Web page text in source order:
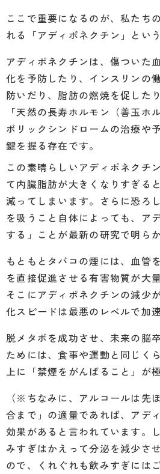
ここで重要になるのが、私たち
れる「アディポネクチン」とい
アディポネクチンは、傷ついた
化を予防したり、インスリンの
防いだり、脂肪の燃焼を促した
「天然の長寿ホルモン（善玉ホ
ボリックシンドロームの治療や
鍵を握る存在です。
この素晴らしいアディポネクチ
て内臓脂肪が大きくなりすぎる
減ってしまいます。さらに恐ろ
を吸うこと自体によっても、ア
する」ことが最新の研究で明ら
もともとタバコの煙には、血管
を直接促進させる有害物質が大
そこにアディポネクチンの減少
化スピードは最悪のレベルで加
脱メタボを成功させ、未来の脳
ためには、食事や運動と同じく
上に「禁煙をがんばること」が
（※ちなみに、アルコールは先
合まで」の適量であれば、アデ
効果があると言われています。
みすぎはかえって分泌を減少さ
ので、くれぐれも飲みすぎには